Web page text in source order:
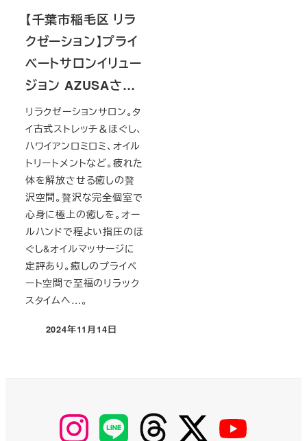
【千葉市稲毛区 リラ
クゼーション】プライ
ベートサロンイリュー
ジョン AZUSAさ…
リラクゼーションサロン。タ
イ古式ストレッチ＆ほぐし、
ハワイアンロミロミ、オイル
トリートメントなど。疲れた
体を解放させる癒しの贅
沢空間。贅沢な完全個室で
心身に極上の癒しを。オー
ルハンドで程よい指圧のほ
ぐし&オイルマッサージに
定評あり。癒しのプライベ
ート空間で至福のリラック
スタイムへ…。
投稿日
2024年11月14日
【Instagram】
MyKOBAKO
【LINE】 【threads】 【Twitter】